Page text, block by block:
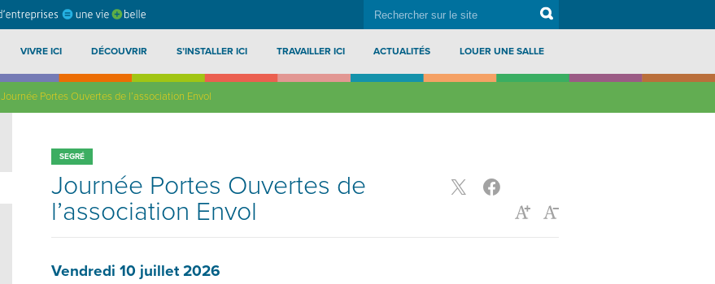
sur
Search
VIVRE ICI DÉCOUVRIR S’INSTALLER ICI TRAVAILLER ICI ACTUALITÉS LOUER UNE SALLE
Journée Portes Ouvertes de l’association Envol
SEGRÉ
Journée Portes Ouvertes de
l’association Envol
Vendredi 10 juillet 2026